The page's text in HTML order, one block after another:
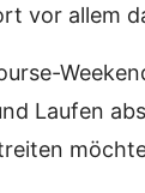
vor allem
Laufen